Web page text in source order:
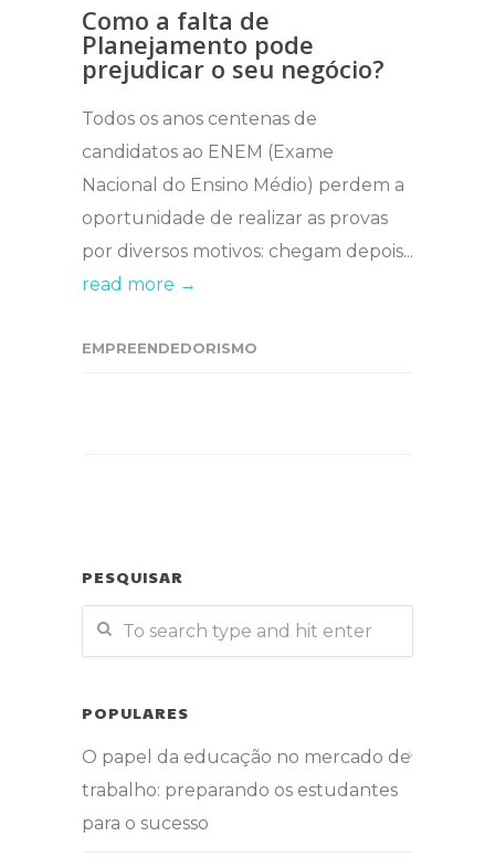
Como a falta de
Planejamento pode
prejudicar o seu negócio?
Todos os anos centenas de
candidatos ao ENEM (Exame
Nacional do Ensino Médio) perdem a
oportunidade de realizar as provas
por diversos motivos: chegam depois...
read more →
EMPREENDEDORISMO
PESQUISAR
POPULARES
O papel da educação no mercado de
trabalho: preparando os estudantes
para o sucesso